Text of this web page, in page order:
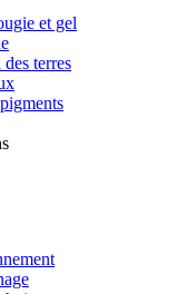
et gel
terres